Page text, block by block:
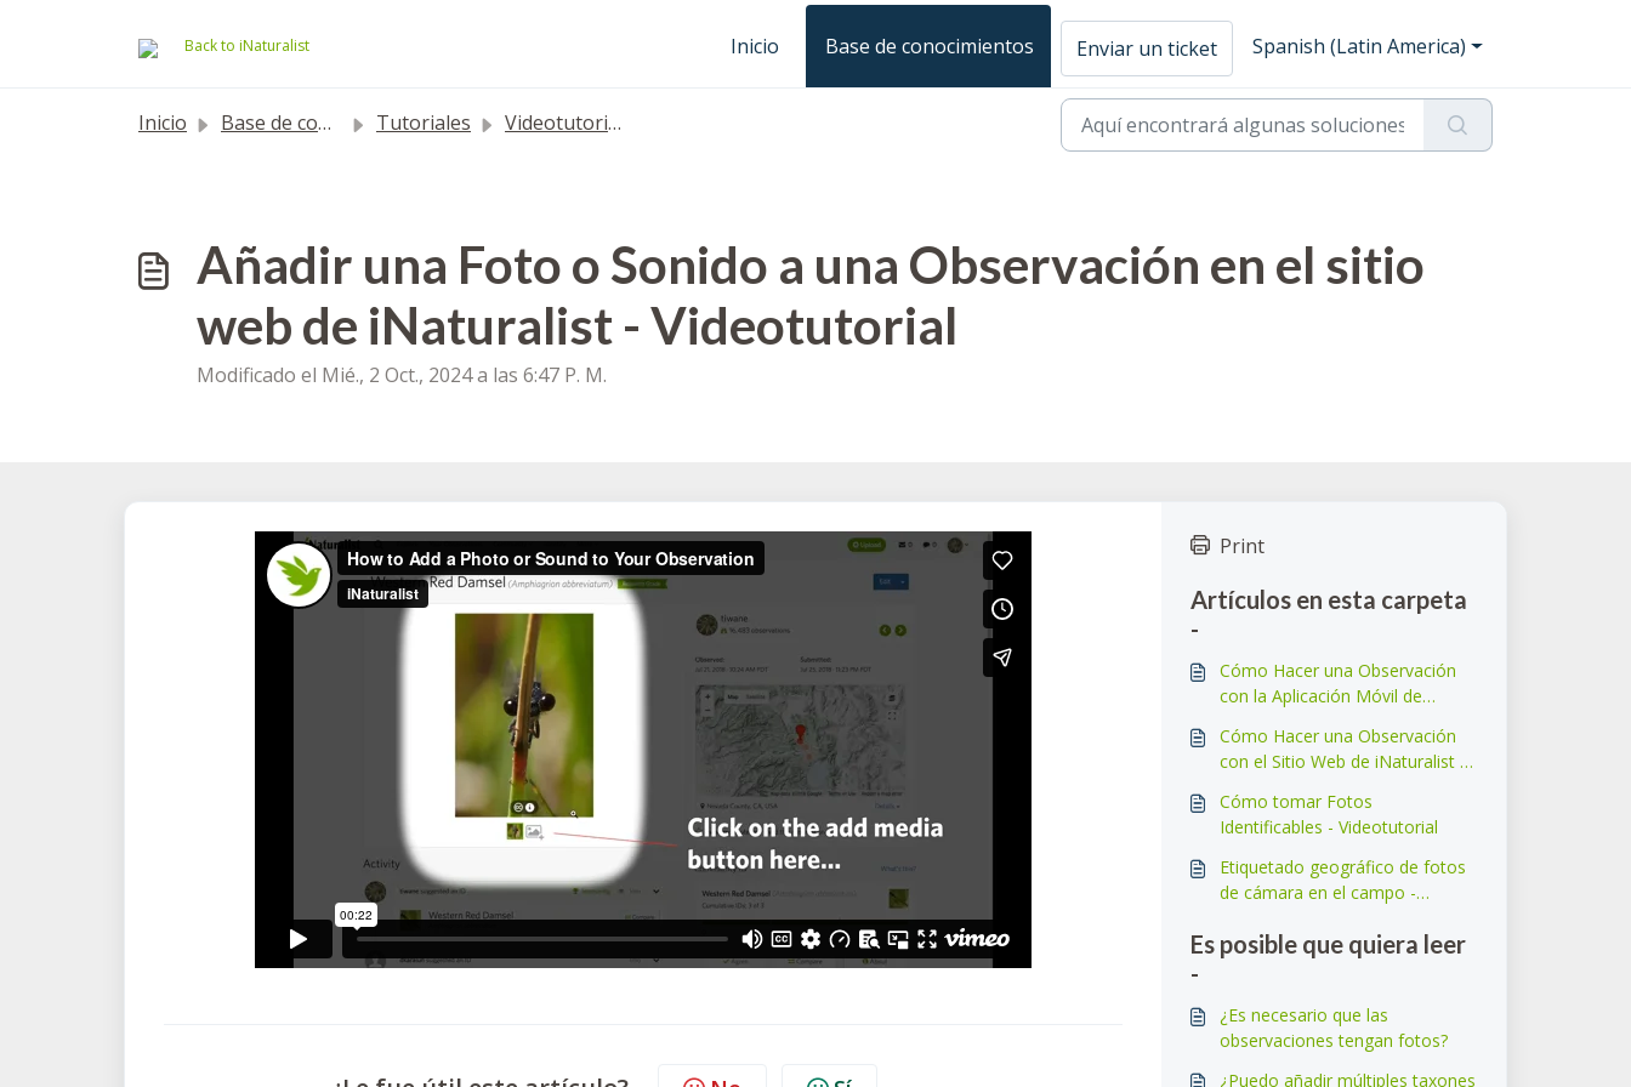
Back to iNaturalist Inicio Base de conocimientos Enviar un ticket Spanish (Latin America)
Inicio Base de conocimientos Tutoriales Videotutoriales
Añadir una Foto o Sonido a una Observación en el sitio
web de iNaturalist - Videotutorial
Modificado el Mié., 2 Oct., 2024 a las 6:47 P. M.
Print
Artículos en esta carpeta
-
Cómo Hacer una Observación
con la Aplicación Móvil de
Cómo Hacer una Observación
con el Sitio Web de iNaturalist -
Cómo tomar Fotos
Identificables - Videotutorial
Etiquetado geográfico de fotos
de cámara en el campo -
Es posible que quiera leer
-
¿Es necesario que las
observaciones tengan fotos?
¿Puedo añadir múltiples taxones